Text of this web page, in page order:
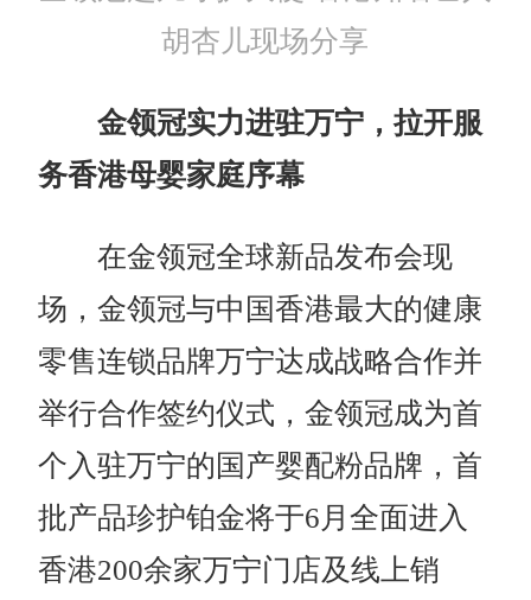
胡杏儿现场分享
金领冠实力进驻万宁，拉开服
务香港母婴家庭序幕
在金领冠全球新品发布会现
场，金领冠与中国香港最大的健康
零售连锁品牌万宁达成战略合作并
举行合作签约仪式，金领冠成为首
个入驻万宁的国产婴配粉品牌，首
批产品珍护铂金将于6月全面进入
香港200余家万宁门店及线上销